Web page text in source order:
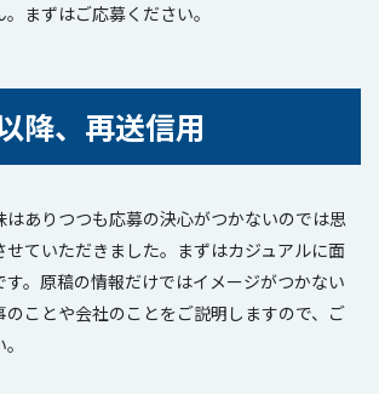
まずはご応募ください。
降、再送信用
はありつつも応募の決心がつかないのでは思
せていただきました。まずはカジュアルに面
。原稿の情報だけではイメージがつかない
のことや会社のことをご説明しますので、ご